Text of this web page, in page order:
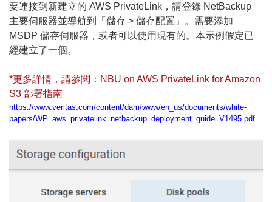
要連接到新建立的 AWS PrivateLink，請登錄 NetBackup
主要伺服器並導航到「儲存 > 儲存配置」。需要添加
MSDP 儲存伺服器，或者可以使用現有的。本示例假定已
經建立了一個。
*更多詳情，請參閱：NBU on AWS PrivateLink for Amazon
S3 部署指南
https://www.veritas.com/content/dam/www/en_us/documents/white-
papers/WP_aws_privatelink_netbackup_deployment_guide_V1495.pdf